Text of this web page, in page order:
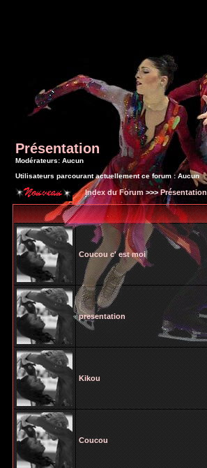
Présentation
Modérateurs: Aucun
Utilisateurs parcourant actuellement ce forum : Aucun
Index du Forum >>>Présentation
Coucou c' est moi
presentation
Kikou
Coucou